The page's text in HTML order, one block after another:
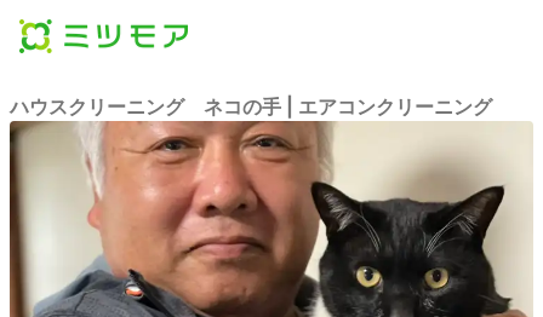
ハウスクリーニング ネコの手 | エアコンクリーニング